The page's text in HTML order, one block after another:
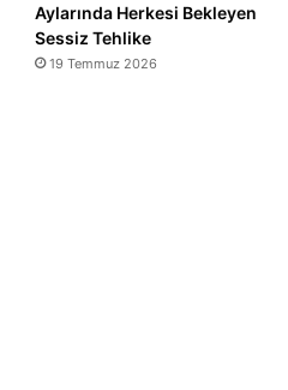
Aylarında Herkesi Bekleyen
Sessiz Tehlike
19 Temmuz 2026